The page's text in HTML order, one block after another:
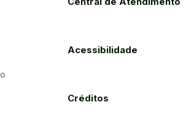
Acessibilidade
Créditos